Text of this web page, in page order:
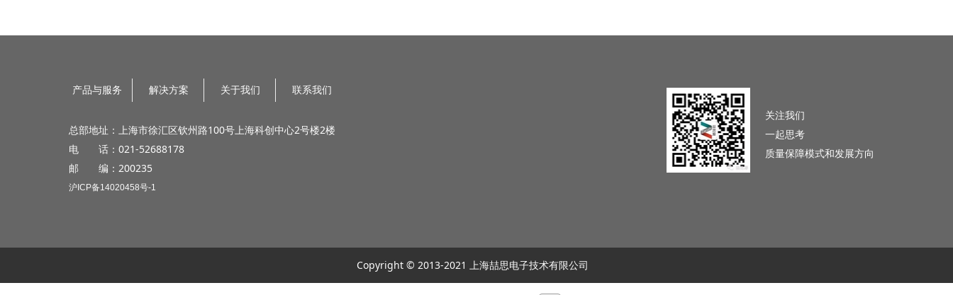
Copyright © 2013-2021 上海喆思电子技术有限公司
产品与服务 解决方案 关于我们 联系我们
沪ICP备14020458号-1
总部地址：上海市徐汇区钦州路100号上海科创中心2号楼2楼
电 话：021-52688178
邮 编：200235
质量保障模式和发展方向
关注我们
一起思考